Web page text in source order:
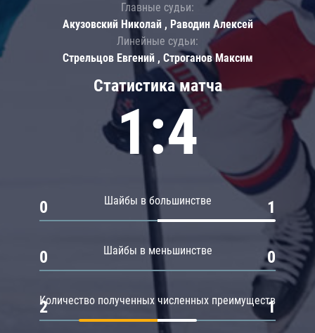
Статистика матча
1:4
Шайбы в большинстве
0 1
Шайбы в меньшинстве
0 0
Количество полученных численных преимуществ
2 1
Главные судьи:
Акузовский Николай , Раводин Алексей
Линейные судьи:
Стрельцов Евгений , Строганов Максим